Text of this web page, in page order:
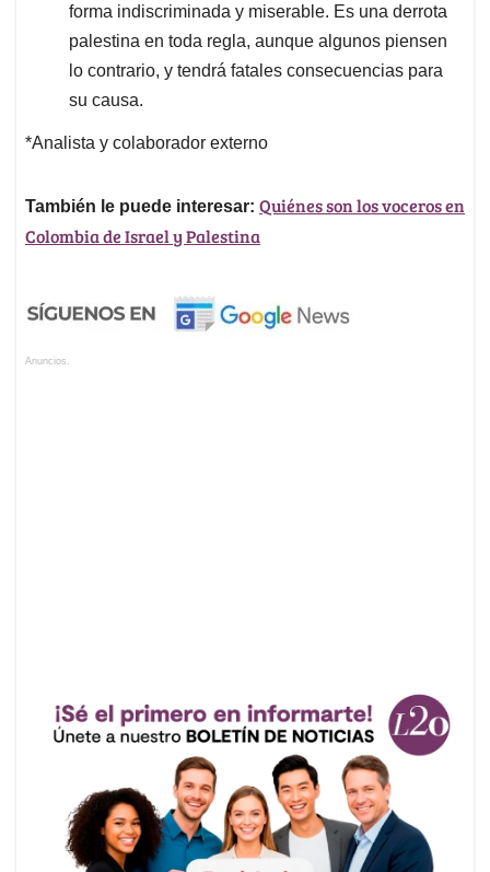
forma indiscriminada y miserable. Es una derrota
palestina en toda regla, aunque algunos piensen
lo contrario, y tendrá fatales consecuencias para
su causa.
*Analista y colaborador externo
También le puede interesar: Quiénes son los voceros en
Colombia de Israel y Palestina
Anuncios.